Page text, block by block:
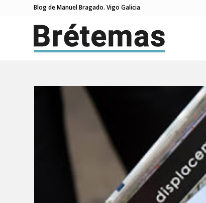
Blog de Manuel Bragado. Vigo Galicia